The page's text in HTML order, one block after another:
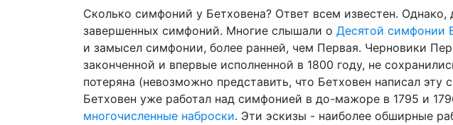
Сколько симфоний у Бетховена? Ответ всем известен. Однако,
завершенных симфоний. Многие слышали о Десятой симфонии
и замысел симфонии, более ранней, чем Первая. Черновики
законченной и впервые исполненной в 1800 году, не
потеряна (невозможно представить, что Бетховен написал
Бетховен уже работал над симфонией в до-мажоре в 1795 и
многочисленные наброски. Эти эскизы - наиболее обширные